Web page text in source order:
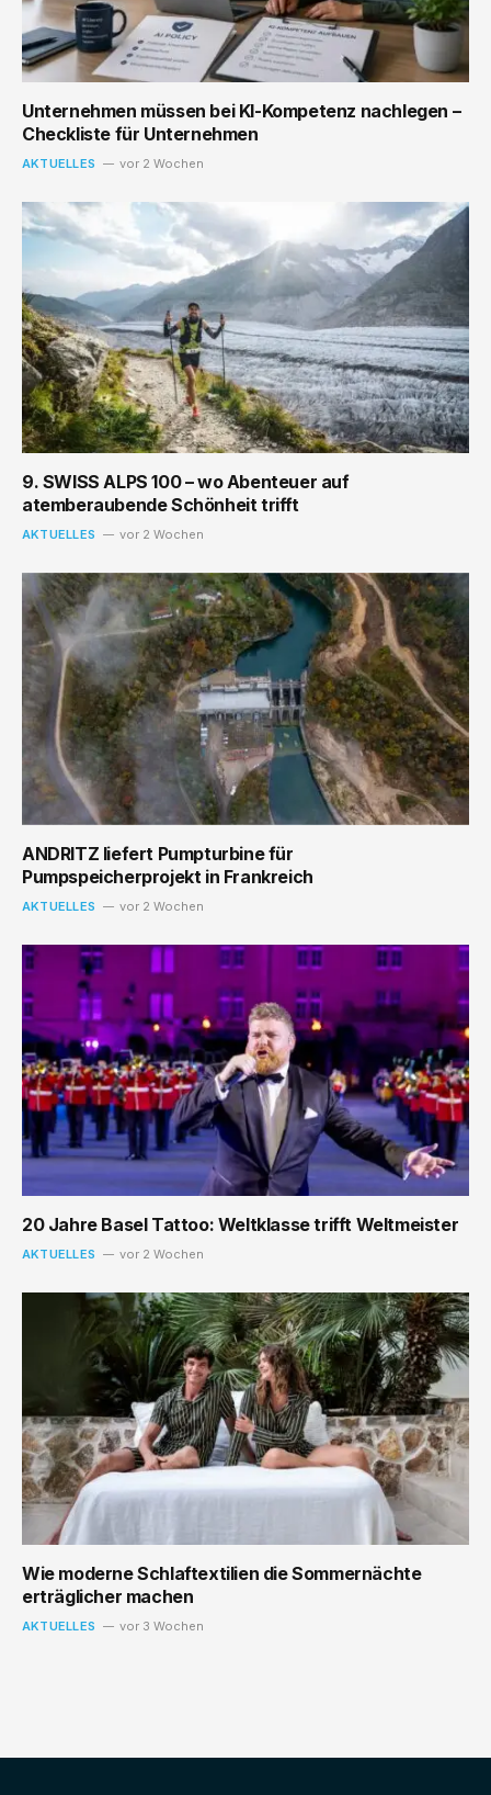
Unternehmen müssen bei KI-Kompetenz nachlegen –
Checkliste für Unternehmen
AKTUELLES vor 2 Wochen
9. SWISS ALPS 100 – wo Abenteuer auf
atemberaubende Schönheit trifft
AKTUELLES vor 2 Wochen
ANDRITZ liefert Pumpturbine für
Pumpspeicherprojekt in Frankreich
AKTUELLES vor 2 Wochen
20 Jahre Basel Tattoo: Weltklasse trifft Weltmeister
AKTUELLES vor 2 Wochen
Wie moderne Schlaftextilien die Sommernächte
erträglicher machen
AKTUELLES vor 3 Wochen